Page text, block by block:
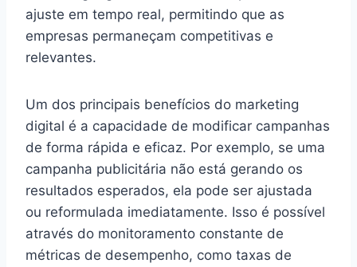
ajuste em tempo real, permitindo que as
empresas permaneçam competitivas e
relevantes.
Um dos principais benefícios do marketing
digital é a capacidade de modificar campanhas
de forma rápida e eficaz. Por exemplo, se uma
campanha publicitária não está gerando os
resultados esperados, ela pode ser ajustada
ou reformulada imediatamente. Isso é possível
através do monitoramento constante de
métricas de desempenho, como taxas de